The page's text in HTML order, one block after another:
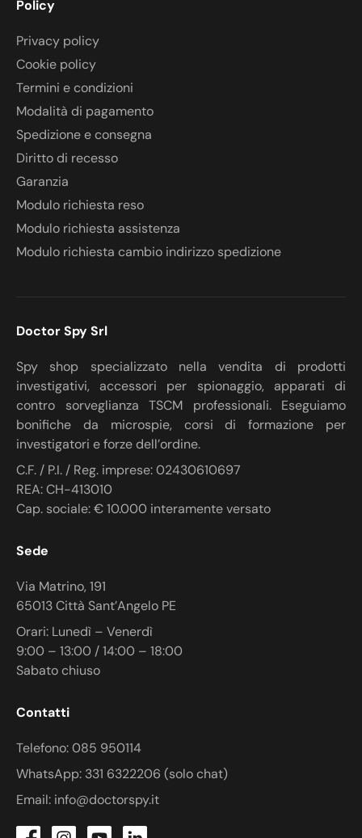
Policy
Privacy policy
Cookie policy
Termini e condizioni
Modalità di pagamento
Spedizione e consegna
Diritto di recesso
Garanzia
Modulo richiesta reso
Modulo richiesta assistenza
Modulo richiesta cambio indirizzo spedizione
Doctor Spy Srl
Spy shop specializzato nella vendita di prodotti
investigativi, accessori per spionaggio, apparati di
contro sorveglianza TSCM professionali. Eseguiamo
bonifiche da microspie, corsi di formazione per
investigatori e forze dell’ordine.
C.F. / P.I. / Reg. imprese: 02430610697
REA: CH-413010
Cap. sociale: € 10.000 interamente versato
Sede
Via Matrino, 191
65013 Città Sant’Angelo PE
Orari: Lunedì – Venerdì
9:00 – 13:00 / 14:00 – 18:00
Sabato chiuso
Contatti
Telefono: 085 950114
WhatsApp: 331 6322206 (solo chat)
Email: info@doctorspy.it